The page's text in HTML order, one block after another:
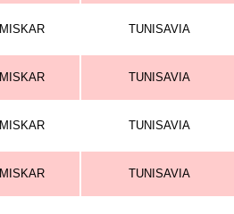
MISKAR TUNISAVIA
MISKAR TUNISAVIA
MISKAR TUNISAVIA
MISKAR TUNISAVIA